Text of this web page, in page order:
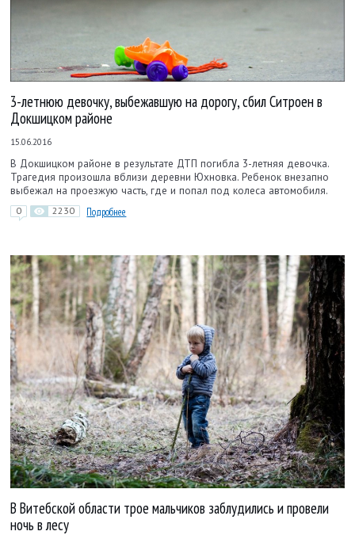
3-летнюю девочку, выбежавшую на дорогу, сбил Ситроен в
Докшицком районе
15.06.2016
В Докшицком районе в результате ДТП погибла 3-летняя девочка.
Трагедия произошла вблизи деревни Юхновка. Ребенок внезапно
выбежал на проезжую часть, где и попал под колеса автомобиля.
0 2230 Подробнее
В Витебской области трое мальчиков заблудились и провели
ночь в лесу